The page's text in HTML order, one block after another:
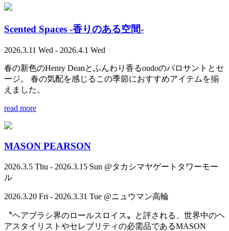
Scented Spaces -香りのある空間-
2026.3.11 Wed - 2026.4.1 Wed
春の新色のHenry Deanとふんわり香るoudoのパロサントとセ
ージ。 春の気配を感じるこの季節におすすめアイテムを揃
えました。
read more
MASON PEARSON
2026.3.5 Thu - 2026.3.15 Sun @タカシマヤゲートタワーモー
ル
2026.3.20 Fri - 2026.3.31 Tue @ニュウマン高輪
〝ヘアブラシ界のロールスロイス〟と評される、世界中のヘ
アスタイリストやセレブリティの必需品であるMASON